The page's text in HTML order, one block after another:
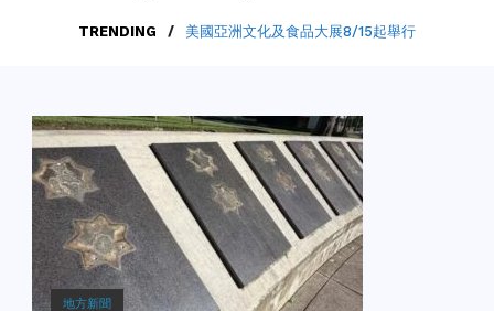
TRENDING / 美國亞洲文化及食品大展8/15起舉行
地方新聞